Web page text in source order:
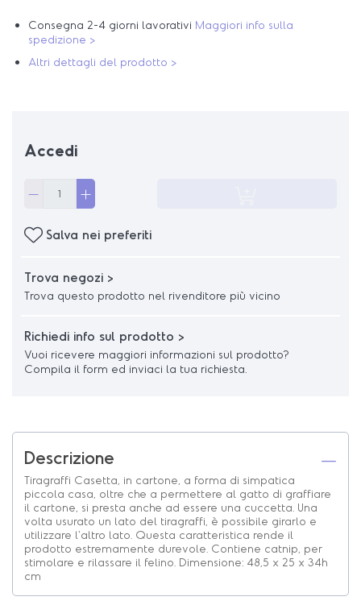
Consegna 2-4 giorni lavorativi Maggiori info sulla
spedizione >
Altri dettagli del prodotto >
Accedi
Salva nei preferiti
Trova negozi >
Trova questo prodotto nel rivenditore più vicino
Richiedi info sul prodotto >
Vuoi ricevere maggiori informazioni sul prodotto?
Compila il form ed inviaci la tua richiesta.
Descrizione
Tiragraffi Casetta, in cartone, a forma di simpatica
piccola casa, oltre che a permettere al gatto di graffiare
il cartone, si presta anche ad essere una cuccetta. Una
volta usurato un lato del tiragraffi, è possibile girarlo e
utilizzare l'altro lato. Questa caratteristica rende il
prodotto estremamente durevole. Contiene catnip, per
stimolare e rilassare il felino. Dimensione: 48,5 x 25 x 34h
cm